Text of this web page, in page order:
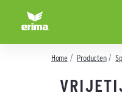
Home Producten